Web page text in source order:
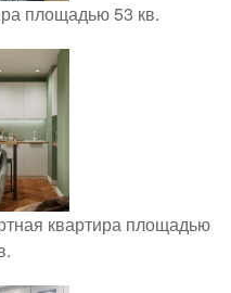
площадью 53 кв.
квартира площадью